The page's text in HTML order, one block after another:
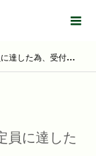
を終了いたしました。
員に達した